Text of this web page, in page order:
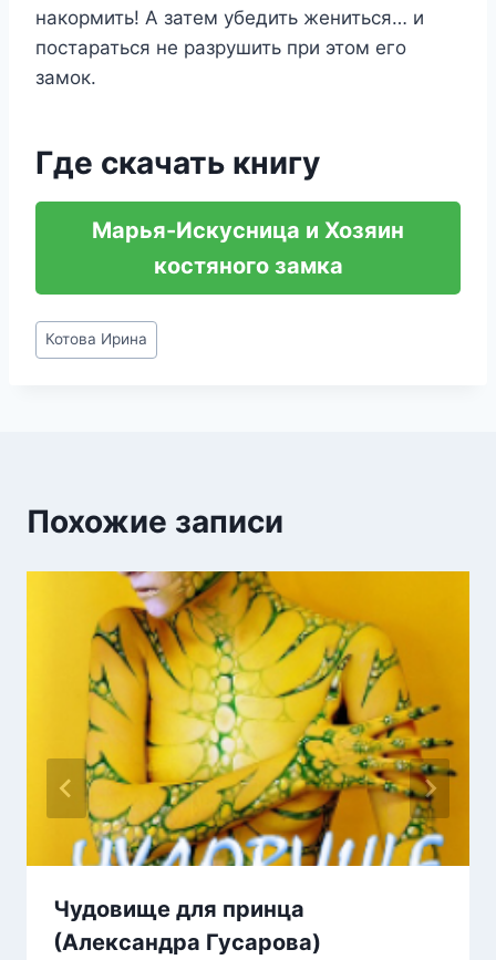
накормить! А затем убедить жениться… и
постараться не разрушить при этом его
замок.
Где скачать книгу
Марья-Искусница и Хозяин
костяного замка
Метки
записи:
Котова Ирина
Похожие записи
Чудовище для принца
(Александра Гусарова)